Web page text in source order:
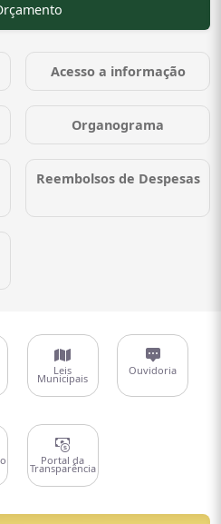
Acesso a informação
Organograma
Reembolsos de Despesas
Leis
Municipais
Ouvidoria
Portal da
Transparência